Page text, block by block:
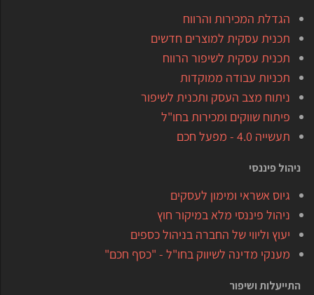
הגדלת המכירות והרווח
תכנית עסקית למוצרים חדשים
תכנית עסקית לשיפור הרווח
תכניות עבודה ממוקדות
ניתוח מצב העסק ותכנית לשיפור
פיתוח שווקים ומכירות בחו"ל
תעשייה 4.0 - מפעל חכם
ניהול פיננסי
גיוס אשראי ומימון לעסקים
ניהול פיננסי מלא במיקור חוץ
יעוץ וליווי של החברה בניהול כספים
מענקי מדינה לשיווק בחו"ל - "כסף חכם"
התייעלות ושיפור